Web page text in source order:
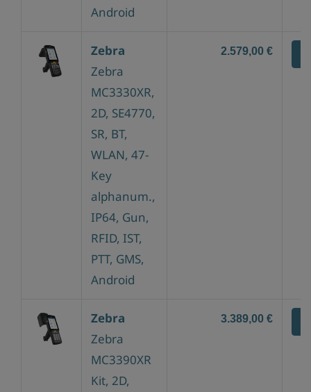
Android
Zebra
Zebra
MC3330XR,
2D, SE4770,
SR, BT,
WLAN, 47-
Key
alphanum.,
IP64, Gun,
RFID, IST,
PTT, GMS,
Android
2.579,00 €
Zebra
Zebra
MC3390XR
Kit, 2D,
3.389,00 €